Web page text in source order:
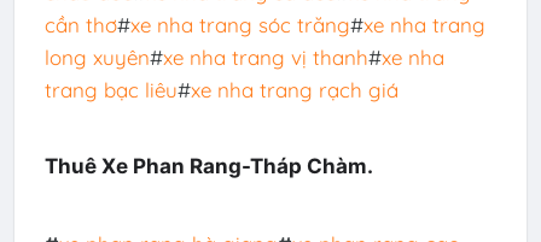
cần thơ#xe nha trang sóc trăng#xe nha trang
long xuyên#xe nha trang vị thanh#xe nha
trang bạc liêu#xe nha trang rạch giá
Thuê Xe Phan Rang-Tháp Chàm.